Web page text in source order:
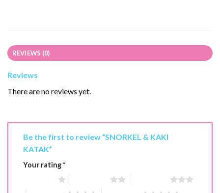
REVIEWS (0)
Reviews
There are no reviews yet.
Be the first to review “SNORKEL & KAKI
KATAK”
Your rating*